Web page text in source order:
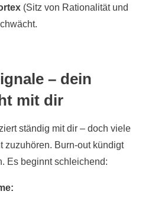
(Sitz von Rationalität und
– dein
mit dir
ständig mit dir – doch viele
zuzuhören. Burn-out kündigt
Es beginnt schleichend: